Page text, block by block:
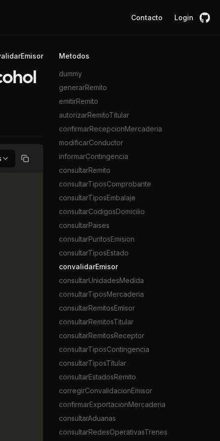
Contacto Login
Copiar
Metodos
dummy
generarRemito
emitirRemito
autorizarRemitoTitular
confirmarRecepcionMercaderia
modificarConductor
informarContingencia
consultarRemito
consultarTiposComprobante
consultarTiposEmbalaje
consultarCodigosDomicilio
consultarPaises
consultarPuntosEmision
consultarTiposEstado
convalidarEmisor
consultarUnidadesMedida
consultarTiposMercaderia
consultarRemitosEmisor
consultarRemitosTitular
consultarRemitosReceptor
consultarTiposContingencia
consultarTiposTitular
consultarEstadosRemito
corregirConvalidacionEmisor
confirmarExportacionMercaderia
consultarAduanas
consultarRedesOperativasTrenes